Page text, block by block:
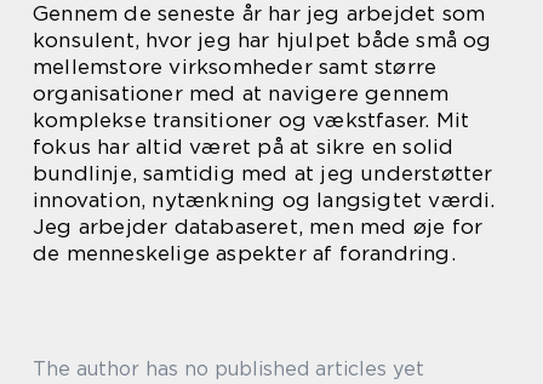
Gennem de seneste år har jeg arbejdet som
konsulent, hvor jeg har hjulpet både små og
mellemstore virksomheder samt større
organisationer med at navigere gennem
komplekse transitioner og vækstfaser. Mit
fokus har altid været på at sikre en solid
bundlinje, samtidig med at jeg understøtter
innovation, nytænkning og langsigtet værdi.
Jeg arbejder databaseret, men med øje for
de menneskelige aspekter af forandring.
The author has no published articles yet